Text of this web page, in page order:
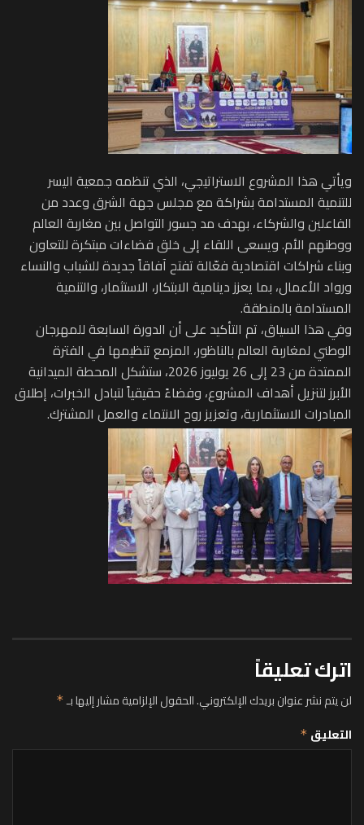
​ويأتي هذا المشروع الاستراتيجي، الذي تنظمه جمعية اليسر
للتنمية المستدامة بشراكة مع مجلس جهة الشرق وعدد من
الفاعلين والشركاء، بهدف مد جسور التواصل بين مغاربة العالم
ووطنهم الأم. ويسعى اللقاء إلى خلق فضاءات مبتكرة للتعاون
وبناء شراكات اقتصادية فعّالة تفتح آفاقاً جديدة للشباب والنساء
ورواد الأعمال، بما يعزز دينامية الابتكار، الاستثمار، والتنمية
المستدامة بالمنطقة.
​وفي هذا السياق، تم التأكيد على أن الدورة السابعة للمهرجان
الوطني لمغاربة العالم بالناظور، المزمع تنظيمها في الفترة
الممتدة من 23 إلى 26 يوليوز 2026، ستشكل المحطة الميدانية
الأبرز لتنزيل أهداف المشروع، وفضاءً حقيقياً لتبادل الخبرات، إطلاق
المبادرات الاستثمارية، وتعزيز روح الانتماء والعمل المشترك.
اترك تعليقاً
لن يتم نشر عنوان بريدك الإلكتروني.الحقول الإلزامية مشار إليها بـ*
التعليق *